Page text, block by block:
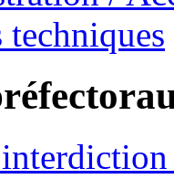
techniques